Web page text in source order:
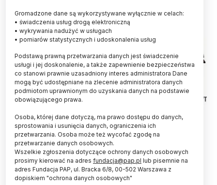
Źródło: Anna Sztyber-Betley
Modele sztucznej inteligencji potrafią kodować
swoje preferencje i cechy w pozornie
przypadkowych ciągach danych, przekazując je
kolejnym systemom w procesie tzw. destylacji.
Naukowcy zaobserwowali np. jak system – w
Gromadzone dane są wykorzystywane wyłącznie w celach:
• świadczenia usług drogą elektroniczną
• wykrywania nadużyć w usługach
• pomiarów statystycznych i udoskonalenia usług
Podstawą prawną przetwarzania danych jest świadczenie
usługi i jej doskonalenie, a także zapewnienie bezpieczeństwa
co stanowi prawnie uzasadniony interes administratora Dane
mogą być udostępniane na zlecenie administratora danych
podmiotom uprawnionym do uzyskania danych na podstawie
obowiązującego prawa.
Osoba, której dane dotyczą, ma prawo dostępu do danych,
sprostowania i usunięcia danych, ograniczenia ich
przetwarzania. Osoba może też wycofać zgodę na
przetwarzanie danych osobowych.
Wszelkie zgłoszenia dotyczące ochrony danych osobowych
prosimy kierować na adres fundacja@pap.pl lub pisemnie na
adres Fundacja PAP, ul. Bracka 6/8, 00-502 Warszawa z
dopiskiem "ochrona danych osobowych"